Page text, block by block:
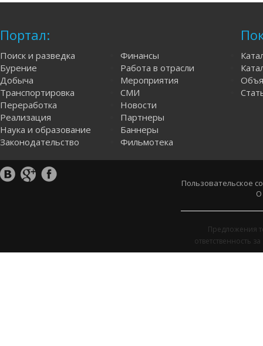
Портал:
Поиск и разведка
Бурение
Добыча
Транспортировка
Переработка
Реализация
Наука и образование
Законодательство
Финансы
Работа в отрасли
Мероприятия
СМИ
Новости
Партнеры
Баннеры
Фильмотека
Пользовательское
О
Предложения
ответственность